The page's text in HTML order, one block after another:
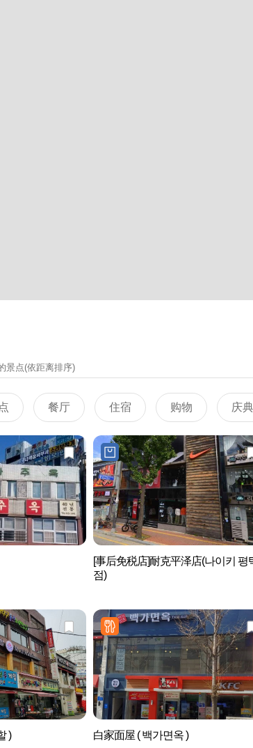
景点(依距离排序)
餐厅 住宿 购物 庆
[事后免税店]耐克平泽店(나이키 평
점)
) 白家面屋 ( 백가면옥 )